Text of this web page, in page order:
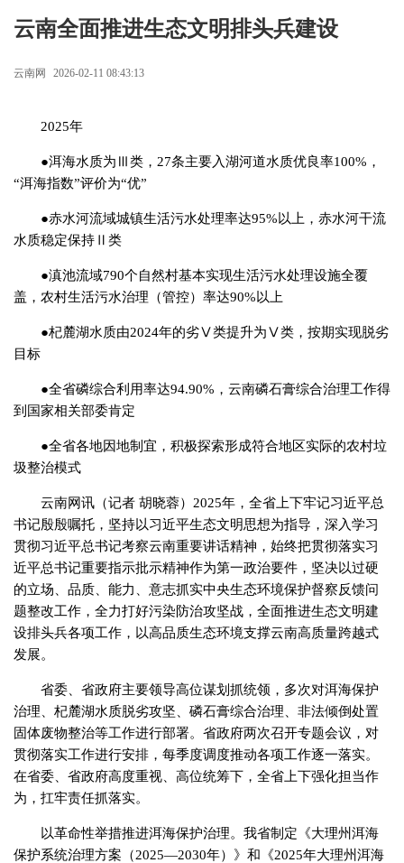
云南全面推进生态文明排头兵建设
云南网 2026-02-11 08:43:13
2025年
●洱海水质为Ⅲ类，27条主要入湖河道水质优良率100%，
“洱海指数”评价为“优”
●赤水河流域城镇生活污水处理率达95%以上，赤水河干流
水质稳定保持Ⅱ类
●滇池流域790个自然村基本实现生活污水处理设施全覆
盖，农村生活污水治理（管控）率达90%以上
●杞麓湖水质由2024年的劣Ⅴ类提升为Ⅴ类，按期实现脱劣
目标
●全省磷综合利用率达94.90%，云南磷石膏综合治理工作得
到国家相关部委肯定
●全省各地因地制宜，积极探索形成符合地区实际的农村垃
圾整治模式
云南网讯（记者 胡晓蓉）2025年，全省上下牢记习近平总
书记殷殷嘱托，坚持以习近平生态文明思想为指导，深入学习
贯彻习近平总书记考察云南重要讲话精神，始终把贯彻落实习
近平总书记重要指示批示精神作为第一政治要件，坚决以过硬
的立场、品质、能力、意志抓实中央生态环境保护督察反馈问
题整改工作，全力打好污染防治攻坚战，全面推进生态文明建
设排头兵各项工作，以高品质生态环境支撑云南高质量跨越式
发展。
省委、省政府主要领导高位谋划抓统领，多次对洱海保护
治理、杞麓湖水质脱劣攻坚、磷石膏综合治理、非法倾倒处置
固体废物整治等工作进行部署。省政府两次召开专题会议，对
贯彻落实工作进行安排，每季度调度推动各项工作逐一落实。
在省委、省政府高度重视、高位统筹下，全省上下强化担当作
为，扛牢责任抓落实。
以革命性举措推进洱海保护治理。我省制定《大理州洱海
保护系统治理方案（2025—2030年）》和《2025年大理州洱海